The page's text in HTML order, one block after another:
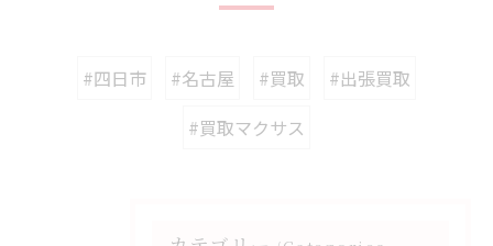
#四日市 #名古屋 #買取
#出張買取
#買取マクサス